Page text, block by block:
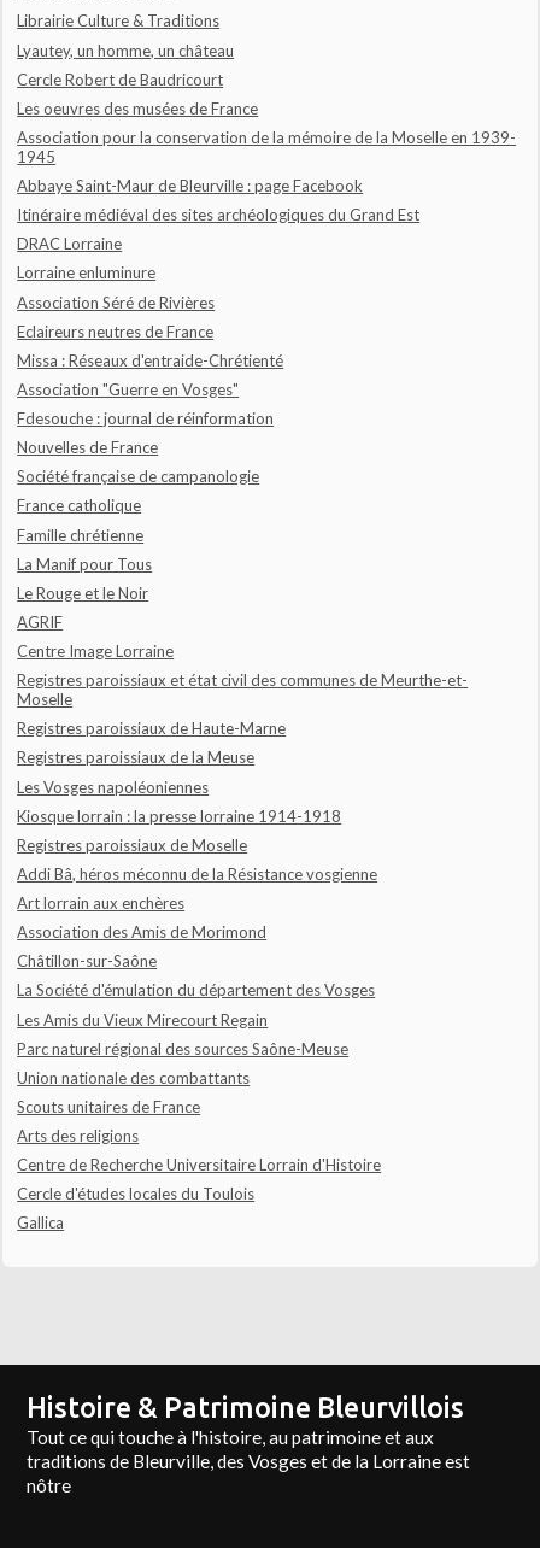
Librairie Culture & Traditions
Lyautey, un homme, un château
Cercle Robert de Baudricourt
Les oeuvres des musées de France
Association pour la conservation de la mémoire de la Moselle en 1939-
1945
Abbaye Saint-Maur de Bleurville : page Facebook
Itinéraire médiéval des sites archéologiques du Grand Est
DRAC Lorraine
Lorraine enluminure
Association Séré de Rivières
Eclaireurs neutres de France
Missa : Réseaux d'entraide-Chrétienté
Association "Guerre en Vosges"
Fdesouche : journal de réinformation
Nouvelles de France
Société française de campanologie
France catholique
Famille chrétienne
La Manif pour Tous
Le Rouge et le Noir
AGRIF
Centre Image Lorraine
Registres paroissiaux et état civil des communes de Meurthe-et-
Moselle
Registres paroissiaux de Haute-Marne
Registres paroissiaux de la Meuse
Les Vosges napoléoniennes
Kiosque lorrain : la presse lorraine 1914-1918
Registres paroissiaux de Moselle
Addi Bâ, héros méconnu de la Résistance vosgienne
Art lorrain aux enchères
Association des Amis de Morimond
Châtillon-sur-Saône
La Société d'émulation du département des Vosges
Les Amis du Vieux Mirecourt Regain
Parc naturel régional des sources Saône-Meuse
Union nationale des combattants
Scouts unitaires de France
Arts des religions
Centre de Recherche Universitaire Lorrain d'Histoire
Cercle d'études locales du Toulois
Gallica
Histoire & Patrimoine Bleurvillois
Tout ce qui touche à l'histoire, au patrimoine et aux
traditions de Bleurville, des Vosges et de la Lorraine est
nôtre